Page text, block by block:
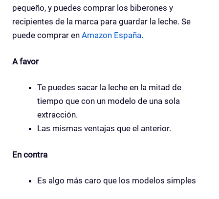
pequeño, y puedes comprar los biberones y
recipientes de la marca para guardar la leche. Se
puede comprar en Amazon España.
A favor
Te puedes sacar la leche en la mitad de
tiempo que con un modelo de una sola
extracción.
Las mismas ventajas que el anterior.
En contra
Es algo más caro que los modelos simples